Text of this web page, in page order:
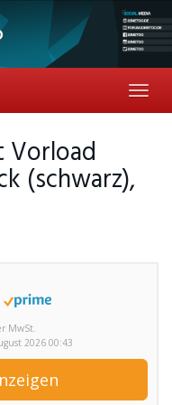
Vorload
(schwarz),
MwSt.
2026 00:43